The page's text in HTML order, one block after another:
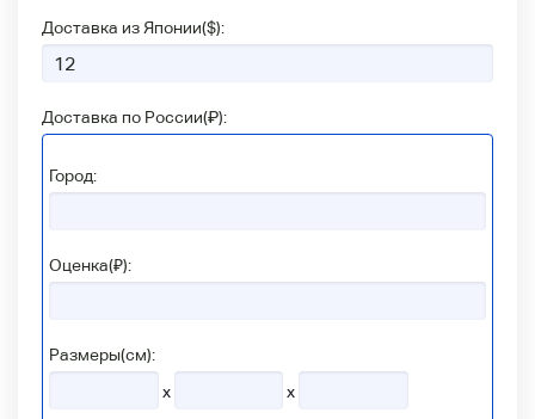
Доставка из Японии($):
Доставка по России(₽):
Город:
Оценка(₽):
Размеры(см):
x
x